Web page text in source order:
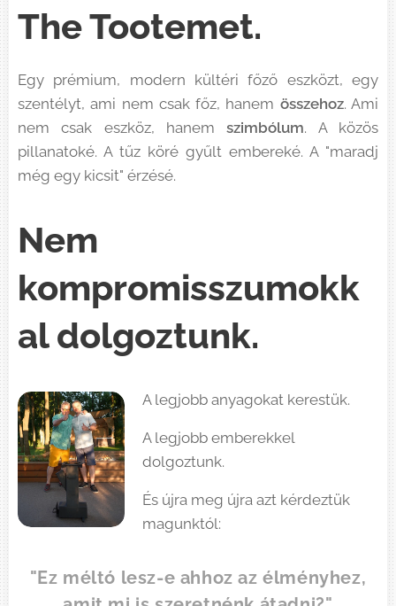
The Tootemet.
Egy prémium, modern kültéri főző eszközt, egy
szentélyt, ami nem csak főz, hanem összehoz. Ami
nem csak eszköz, hanemszimbólum. A közös
pillanatoké. A tűz köré gyűlt embereké. A "maradj
még egy kicsit" érzésé.
Nem
kompromisszumokk
al dolgoztunk.
A legjobb anyagokat kerestük.
A legjobb emberekkel
dolgoztunk.
És újra meg újra azt kérdeztük
magunktól:
"Ez méltó lesz-e ahhoz az élményhez,